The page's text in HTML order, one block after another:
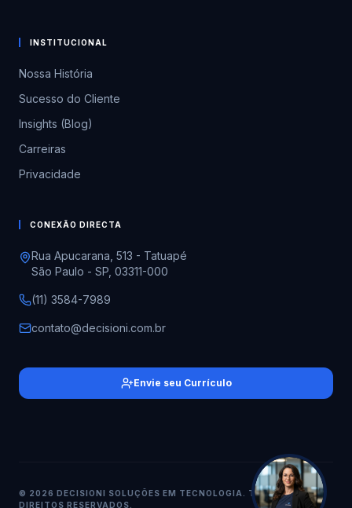
INSTITUCIONAL
Nossa História
Sucesso do Cliente
Insights (Blog)
Carreiras
Privacidade
CONEXÃO DIRECTA
Rua Apucarana, 513 - Tatuapé
São Paulo - SP, 03311-000
(11) 3584-7989
contato@decisioni.com.br
Envie seu Currículo
© 2026 DECISIONI SOLUÇÕES EM TECNOLOGIA. TODOS OS
DIREITOS RESERVADOS.